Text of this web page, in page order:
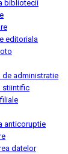
bibliotecii
editoriala
de administratie
stiintific
anticoruptie
datelor